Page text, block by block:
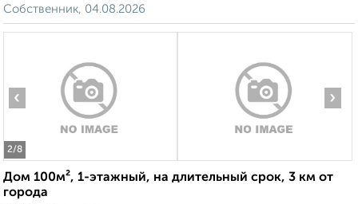
Собственник, 04.08.2026
2/8
‹ ›
Дом 100м², 1-этажный, на длительный срок, 3 км от
города